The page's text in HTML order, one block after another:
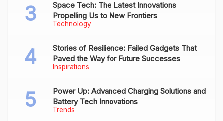
Technology
Space Tech: The Latest Innovations
Propelling Us to New Frontiers
Inspirations
Stories of Resilience: Failed Gadgets That
Paved the Way for Future Successes
Trends
Power Up: Advanced Charging Solutions and
Battery Tech Innovations